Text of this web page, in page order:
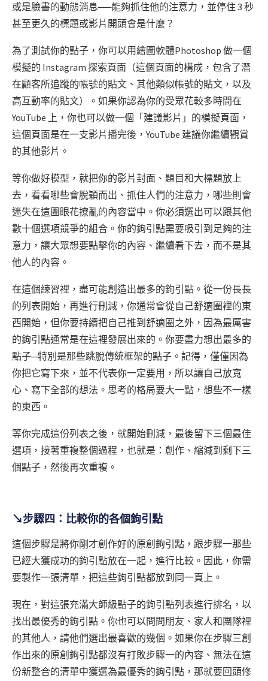
或是臉書的動態消息──能夠抓住他的注意力，並停住 3 秒
甚至更久的標題或影片開頭會是什麼？
為了測試你的點子，你可以用繪圖軟體Photoshop 做一個
模擬的 Instagram 探索頁面（這個頁面的構成，包含了潛
在顧客所追蹤的帳號的貼文、其他類似帳號的貼文，以及
高互動率的貼文）。如果你認為你的受眾花較多時間在
YouTube 上，你也可以做一個「建議影片」的模擬頁面，
這個頁面是在一支影片播完後，YouTube 建議你繼續觀賞
的其他影片。
等你做好模型，就把你的影片封面、題目和大標題放上
去，看看哪些會脫穎而出、抓住人們的注意力，哪些則會
迷失在這團眼花撩亂的內容當中。你必須選出可以跟其他
數十個選項競爭的組合。你的鉤引點需要吸引到足夠的注
意力，讓大眾想要點擊你的內容、繼續看下去，而不是其
他人的內容。
在這個練習裡，盡可能創造出最多的鉤引點。從一份長長
的列表開始，再進行刪減，你通常會從自己舒適圈裡的東
西開始，但你要持續把自己推到舒適圈之外，因為最厲害
的鉤引點通常是在這裡發展出來的。你要盡力想出最多的
點子─特別是那些跳脫傳統框架的點子。記得，僅僅因為
你把它寫下來，並不代表你一定要用，所以讓自己放寬
心、寫下全部的想法。思考的格局要大一點，想些不一樣
的東西。
等你完成這份列表之後，就開始刪減，最後留下三個最佳
選項，接著重複整個過程，也就是：創作、縮減到剩下三
個點子，然後再次重複。
↘步驟四：比較你的各個鉤引點
這個步驟是將你剛才創作好的原創鉤引點，跟步驟一那些
已經大獲成功的鉤引點放在一起，進行比較。因此，你需
要製作一張清單，把這些鉤引點都放到同一頁上。
現在，對這張充滿大師級點子的鉤引點列表進行排名，以
找出最優秀的鉤引點。你也可以問問朋友、家人和團隊裡
的其他人，請他們選出最喜歡的幾個。如果你在步驟三創
作出來的原創鉤引點都沒有打敗步驟一的內容、無法在這
份新整合的清單中獲選為最優秀的鉤引點，那就要回頭修